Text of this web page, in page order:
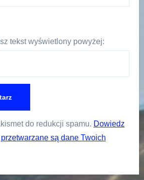
tekst wyświetlony powyżej:
do redukcji spamu. Dowiedz
są dane Twoich